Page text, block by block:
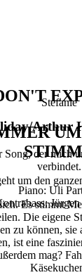
Arthur
Song, der mich
verbindet.
Piano: Uli
Stefanie
um den
Es stimmt
Die eigene
zu können, sie
ist eine
mag?